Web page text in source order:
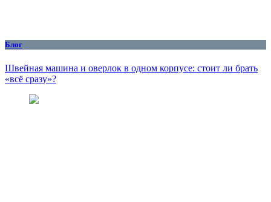
Блог
Швейная машина и оверлок в одном корпусе: стоит ли брать
«всё сразу»?